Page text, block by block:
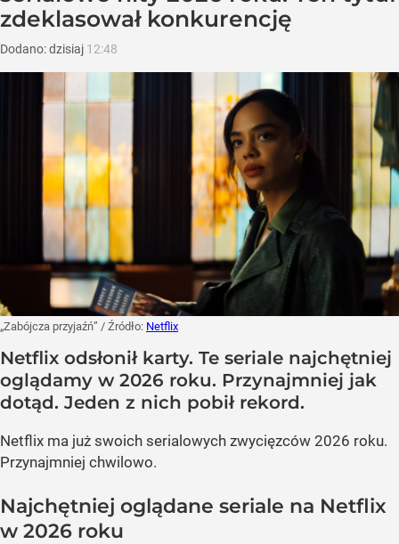
zdeklasował konkurencję
Dodano:dzisiaj 12:48
„Zabójcza przyjaźń” / Źródło: Netflix
Netflix odsłonił karty. Te seriale najchętniej
oglądamy w 2026 roku. Przynajmniej jak
dotąd. Jeden z nich pobił rekord.
Netflix ma już swoich serialowych zwycięzców 2026 roku.
Przynajmniej chwilowo.
Najchętniej oglądane seriale na Netflix
w 2026 roku